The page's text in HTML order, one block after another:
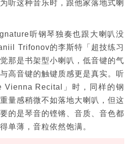
听这种音乐时，跟他家落地式喇
听钢琴独奏也跟大喇叭没
Trifonov的李斯特「超技练习
那是书架型小喇叭，低音键的气
高音键的触键质感更是真实。听
Vienna Recital」时，同样的钢
量感稍微不如落地大喇叭，但这
的是琴音的铿锵、音质、音色都
单薄，音粒依然饱满。